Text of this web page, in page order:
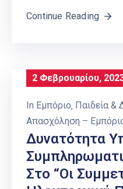
Continue Reading
2 Φεβρουαρίου,
In Εμπόριο‚ Παιδεία &
Απασχόληση –
Δυνατότητα
Στο “οι